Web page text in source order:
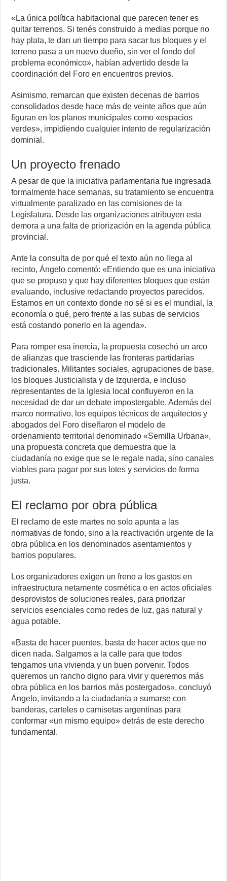
«La única política habitacional que parecen tener es
quitar terrenos. Si tenés construido a medias porque no
hay plata, te dan un tiempo para sacar tus bloques y el
terreno pasa a un nuevo dueño, sin ver el fondo del
problema económico», habían advertido desde la
coordinación del Foro en encuentros previos.
Asimismo, remarcan que existen decenas de barrios
consolidados desde hace más de veinte años que aún
figuran en los planos municipales como «espacios
verdes», impidiendo cualquier intento de regularización
dominial.
Un proyecto frenado
A pesar de que la iniciativa parlamentaria fue ingresada
formalmente hace semanas, su tratamiento se encuentra
virtualmente paralizado en las comisiones de la
Legislatura. Desde las organizaciones atribuyen esta
demora a una falta de priorización en la agenda pública
provincial.
Ante la consulta de por qué el texto aún no llega al
recinto, Ángelo comentó: «Entiendo que es una iniciativa
que se propuso y que hay diferentes bloques que están
evaluando, inclusive redactando proyectos parecidos.
Estamos en un contexto donde no sé si es el mundial, la
economía o qué, pero frente a las subas de servicios
está costando ponerlo en la agenda».
Para romper esa inercia, la propuesta cosechó un arco
de alianzas que trasciende las fronteras partidarias
tradicionales. Militantes sociales, agrupaciones de base,
los bloques Justicialista y de Izquierda, e incluso
representantes de la Iglesia local confluyeron en la
necesidad de dar un debate impostergable. Además del
marco normativo, los equipos técnicos de arquitectos y
abogados del Foro diseñaron el modelo de
ordenamiento territorial denominado «Semilla Urbana»,
una propuesta concreta que demuestra que la
ciudadanía no exige que se le regale nada, sino canales
viables para pagar por sus lotes y servicios de forma
justa.
El reclamo por obra pública
El reclamo de este martes no solo apunta a las
normativas de fondo, sino a la reactivación urgente de la
obra pública en los denominados asentamientos y
barrios populares.
Los organizadores exigen un freno a los gastos en
infraestructura netamente cosmética o en actos oficiales
desprovistos de soluciones reales, para priorizar
servicios esenciales como redes de luz, gas natural y
agua potable.
«Basta de hacer puentes, basta de hacer actos que no
dicen nada. Salgamos a la calle para que todos
tengamos una vivienda y un buen porvenir. Todos
queremos un rancho digno para vivir y queremos más
obra pública en los barrios más postergados», concluyó
Ángelo, invitando a la ciudadanía a sumarse con
banderas, carteles o camisetas argentinas para
conformar «un mismo equipo» detrás de este derecho
fundamental.